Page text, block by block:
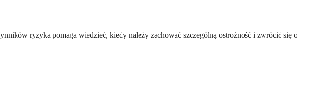
ryzyka pomaga wiedzieć, kiedy należy zachować szczególną ostrożność i zwrócić się o